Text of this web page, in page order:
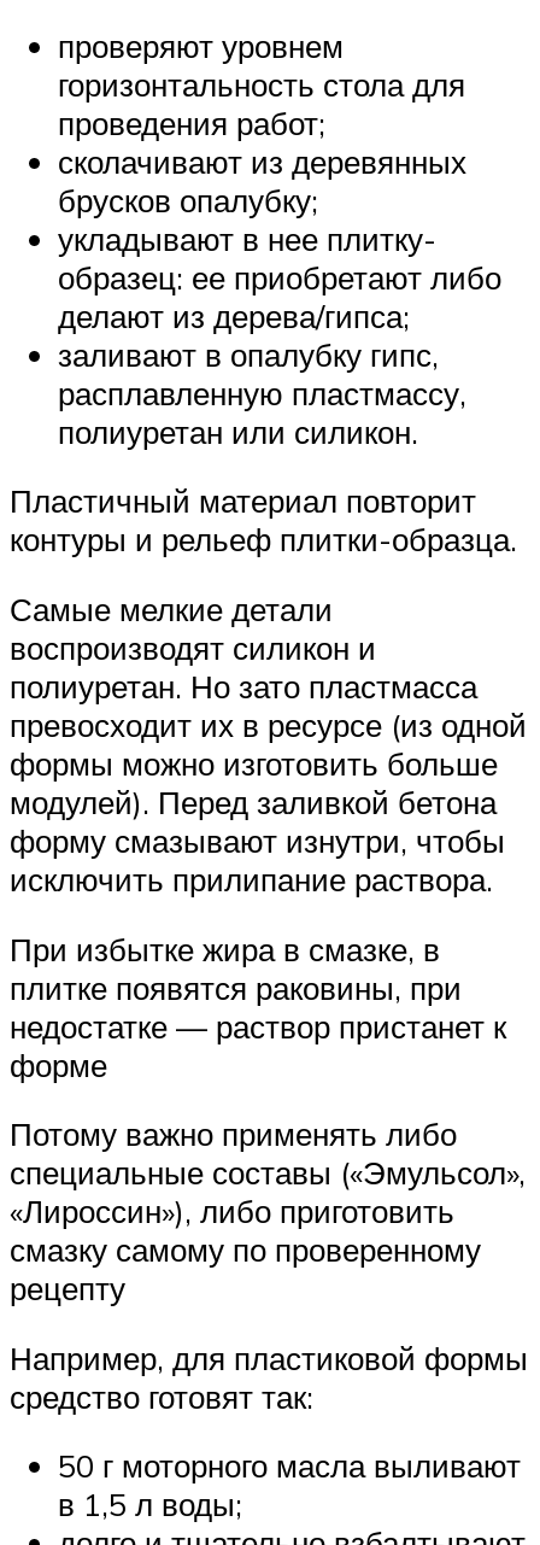
проверяют уровнем
горизонтальность стола для
проведения работ;
сколачивают из деревянных
брусков опалубку;
укладывают в нее плитку-
образец: ее приобретают либо
делают из дерева/гипса;
заливают в опалубку гипс,
расплавленную пластмассу,
полиуретан или силикон.
Пластичный материал повторит
контуры и рельеф плитки-образца.
Самые мелкие детали
воспроизводят силикон и
полиуретан. Но зато пластмасса
превосходит их в ресурсе (из одной
формы можно изготовить больше
модулей). Перед заливкой бетона
форму смазывают изнутри, чтобы
исключить прилипание раствора.
При избытке жира в смазке, в
плитке появятся раковины, при
недостатке — раствор пристанет к
форме
Потому важно применять либо
специальные составы («Эмульсол»,
«Лироссин»), либо приготовить
смазку самому по проверенному
рецепту
Например, для пластиковой формы
средство готовят так:
50 г моторного масла выливают
в 1,5 л воды;